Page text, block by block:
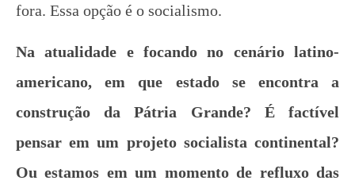
fora. Essa opção é o socialismo.
Na atualidade e focando no cenário latino-
americano, em que estado se encontra a
construção da Pátria Grande? É factível
pensar em um projeto socialista continental?
Ou estamos em um momento de refluxo das